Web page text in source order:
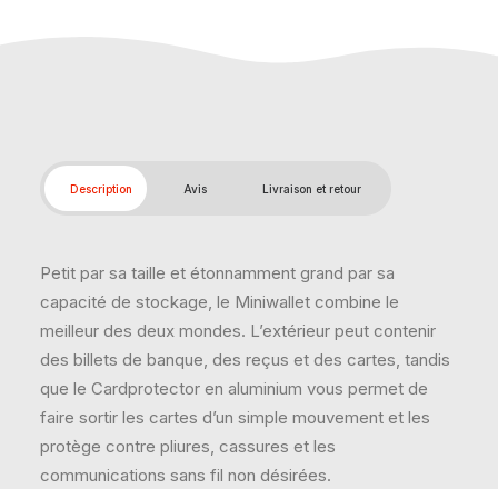
Description Avis Livraison et retour
Petit par sa taille et étonnamment grand par sa
capacité de stockage, le Miniwallet combine le
meilleur des deux mondes. L’extérieur peut contenir
des billets de banque, des reçus et des cartes, tandis
que le Cardprotector en aluminium vous permet de
faire sortir les cartes d’un simple mouvement et les
protège contre pliures, cassures et les
communications sans fil non désirées.